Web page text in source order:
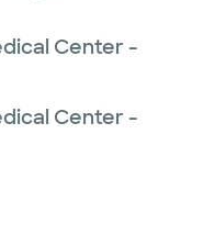
Center -
Center -